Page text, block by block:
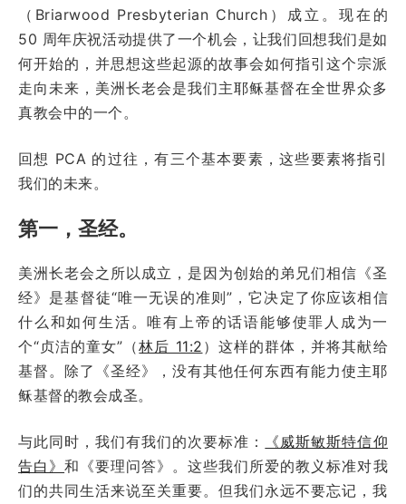
（Briarwood Presbyterian Church）成立。现在的
50 周年庆祝活动提供了一个机会，让我们回想我们是如
何开始的，并思想这些起源的故事会如何指引这个宗派
走向未来，美洲长老会是我们主耶稣基督在全世界众多
真教会中的一个。
回想 PCA 的过往，有三个基本要素，这些要素将指引
我们的未来。
第一，圣经。
美洲长老会之所以成立，是因为创始的弟兄们相信《圣
经》是基督徒“唯一无误的准则”，它决定了你应该相信
什么和如何生活。唯有上帝的话语能够使罪人成为一
个“贞洁的童女”（林后 11:2 ）这样的群体，并将其献给
基督。除了《圣经》，没有其他任何东西有能力使主耶
稣基督的教会成圣。
与此同时，我们有我们的次要标准：
《威斯敏斯特信仰
告白》和《要理问答》。这些我们所爱的教义标准对我
们的共同生活来说至关重要。但我们永远不要忘记，我